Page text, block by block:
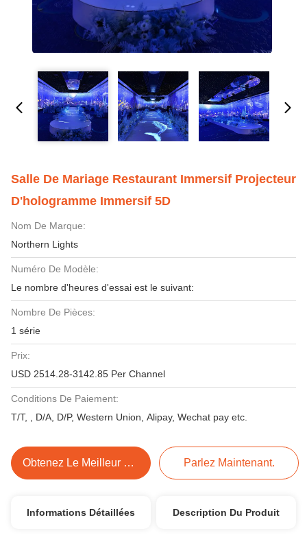
Salle De Mariage Restaurant Immersif Projecteur
D'hologramme Immersif 5D
Nom De Marque:
Northern Lights
Numéro De Modèle:
Le nombre d'heures d'essai est le suivant:
Nombre De Pièces:
1 série
Prix:
USD 2514.28-3142.85 Per Channel
Conditions De Paiement:
T/T, , D/A, D/P, Western Union, Alipay, Wechat pay etc.
Obtenez Le Meilleur Prix Parlez Maintenant.
Informations Détaillées Description Du Produit